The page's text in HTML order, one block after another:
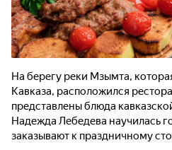
На берегу реки Мзымта,
Кавказа, расположился
представлены блюда
Надежда Лебедева научилась
заказывают к праздничному